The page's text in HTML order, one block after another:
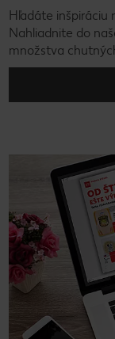
Hľadáte inšpiráciu
Nahliadnite do
množstva